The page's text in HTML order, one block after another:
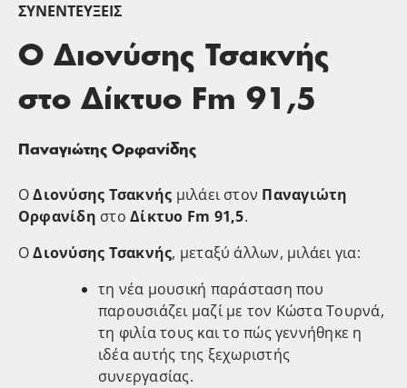
ΣΥΝΕΝΤΕΎΞΕΙΣ
Ο Διονύσης Τσακνής
στο Δίκτυο Fm 91,5
Παναγιώτης Ορφανίδης
ΟΔιονύσης Τσακνής μιλάει στoν Παναγιώτη
Ορφανίδη στοΔίκτυο Fm 91,5.
ΟΔιονύσης Τσακνής, μεταξύ άλλων, μιλάει για:
τη νέα μουσική παράσταση που
παρουσιάζει μαζί με τον Κώστα Τουρνά,
τη φιλία τους και το πώς γεννήθηκε η
ιδέα αυτής της ξεχωριστής
συνεργασίας.